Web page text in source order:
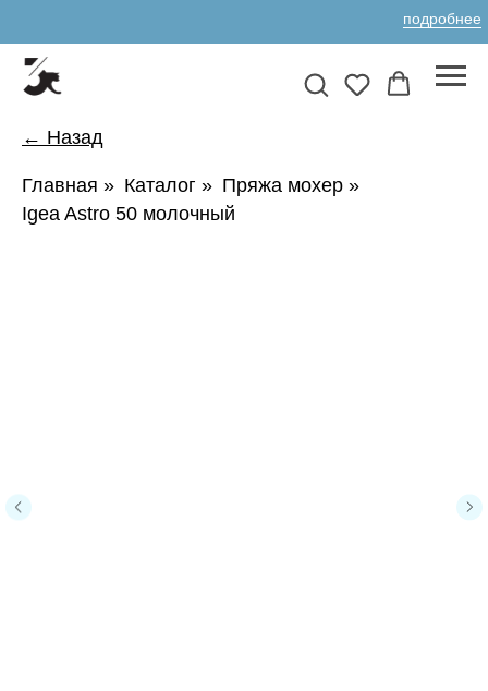
подробнее
← Назад
Главная » Каталог » Пряжа мохер »
Igea Astro 50 молочный